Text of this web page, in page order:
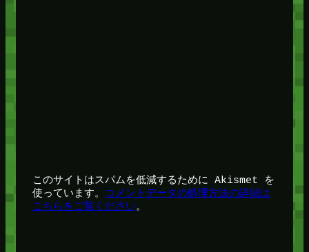
このサイトはスパムを低減するために Akismet を
使っています。
コメントデータの処理方法の詳細は
こちらをご覧ください。